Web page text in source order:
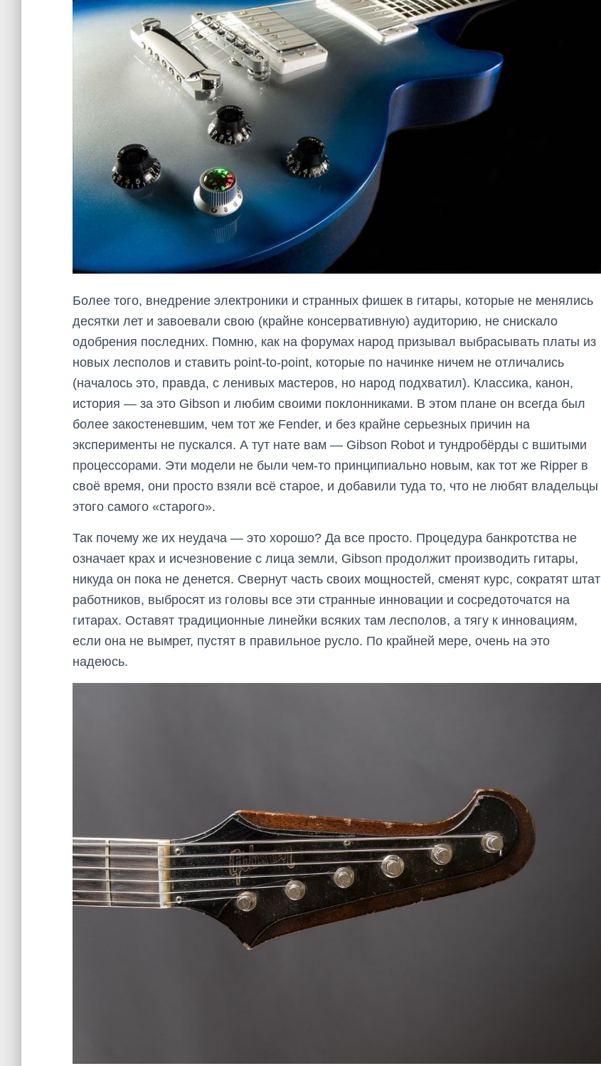
Более того, внедрение электроники и странных фишек в гитары, которые не менялись
десятки лет и завоевали свою (крайне консервативную) аудиторию, не снискало
одобрения последних. Помню, как на форумах народ призывал выбрасывать платы из
новых лесполов и ставить point-to-point, которые по начинке ничем не отличались
(началось это, правда, с ленивых мастеров, но народ подхватил). Классика, канон,
история — за это Gibson и любим своими поклонниками. В этом плане он всегда был
более закостеневшим, чем тот же Fender, и без крайне серьезных причин на
эксперименты не пускался. А тут нате вам — Gibson Robot и тундробёрды с вшитыми
процессорами. Эти модели не были чем-то принципиально новым, как тот же Ripper в
своё время, они просто взяли всё старое, и добавили туда то, что не любят владельцы
этого самого «старого».
Так почему же их неудача — это хорошо? Да все просто. Процедура банкротства не
означает крах и исчезновение с лица земли, Gibson продолжит производить гитары,
никуда он пока не денется. Свернут часть своих мощностей, сменят курс, сократят штат
работников, выбросят из головы все эти странные инновации и сосредоточатся на
гитарах. Оставят традиционные линейки всяких там лесполов, а тягу к инновациям,
если она не вымрет, пустят в правильное русло. По крайней мере, очень на это
надеюсь.